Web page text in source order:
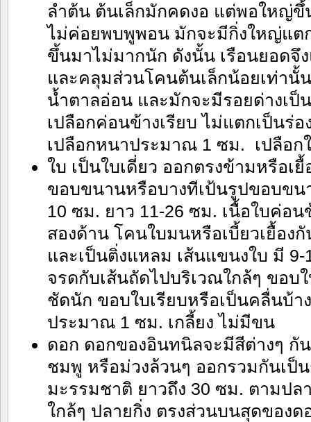
ลำต้น ต้นเล็กมักคดงอ แต่พอใหญ่
ไม่ค่อยพบพูพอน มักจะมีกิ่งใหญ่แต
ขึ้นมาไม่มากนัก ดังนั้น เรือนยอดจึ
และคลุมส่วนโคนต้นเล็กน้อยเท่านั้
น้ำตาลอ่อน และมักจะมีรอยด่างเป็
เปลือกค่อนข้างเรียบ ไม่แตกเป็นร่
เปลือกหนาประมาณ 1 ซม. เปลือก
ใบ เป็นใบเดี่ยว ออกตรงข้ามหรือเ
ขอบขนานหรือบางทีเป้นรูปขอบข
10 ซม. ยาว 11-26 ซม. เนื้อใบค่อน
สองด้าน โคนใบมนหรือเบี้ยวเยื้อง
และเป็นติ่งแหลม เส้นแขนงใบ มี
จรดกับเส้นถัดไปบริเวณใกล้ๆ ขอบ
ชัดนัก ขอบใบเรียบหรือเป็นคลื่นบ้า
ประมาณ 1 ซม. เกลี้ยง ไม่มีขน
ดอก ดอกของอินทนิลจะมีสีต่างๆ กั
ชมพู หรือม่วงล้วนๆ ออกรวมกันเป็
มะรรมชาติ ยาวถึง 30 ซม. ตามปล
ใกล้ๆ ปลายกิ่ง ตรงส่วนบนสุดของ